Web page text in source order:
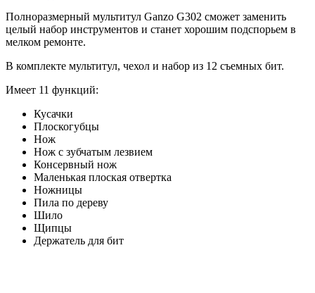
Полноразмерный мультитул Ganzo G302 сможет заменить
целый набор инструментов и станет хорошим подспорьем в
мелком ремонте.
В комплекте мультитул, чехол и набор из 12 съемных бит.
Имеет 11 функций:
Кусачки
Плоскогубцы
Нож
Нож с зубчатым лезвием
Консервный нож
Маленькая плоская отвертка
Ножницы
Пила по дереву
Шило
Щипцы
Держатель для бит